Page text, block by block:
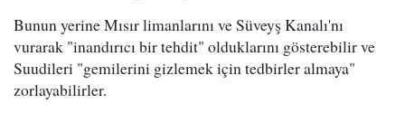
Bunun yerine Mısır limanlarını ve Süveyş Kanalı'nı
vurarak "inandırıcı bir tehdit" olduklarını gösterebilir ve
Suudileri "gemilerini gizlemek için tedbirler almaya"
zorlayabilirler.